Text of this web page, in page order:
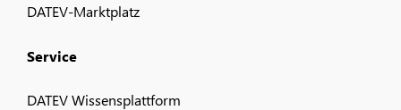
DATEV-Marktplatz
Service
DATEV Wissensplattform